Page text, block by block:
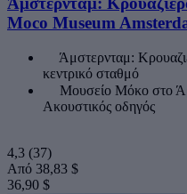
Moco Museum
Άμστερνταμ:
κεντρικό σταθμό
Μουσείο Μόκο στο
Ακουστικός οδηγός
4,3 (37)
Από 38,83 $
36,90 $